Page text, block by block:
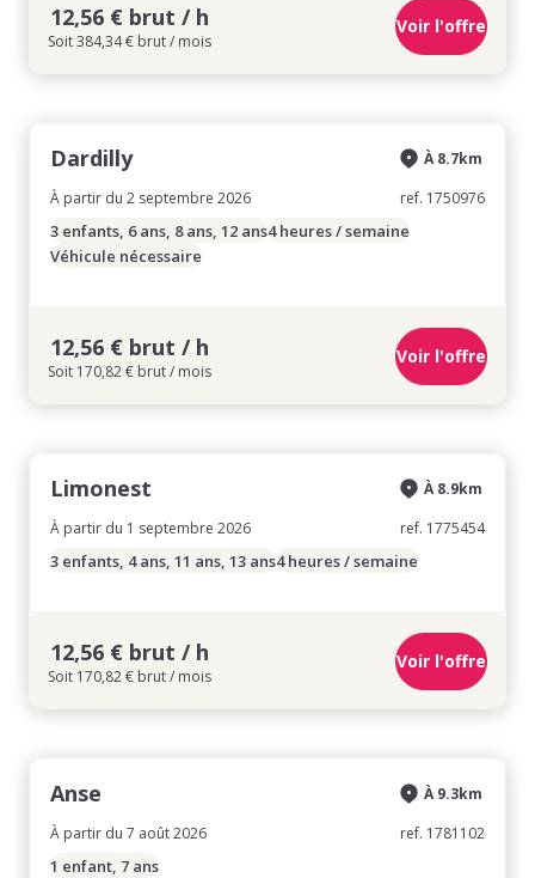
12,56 € brut / h
Soit 384,34 € brut / mois
Voir l'offre
Dardilly
À partir du 2 septembre 2026
À 8.7km
ref. 1750976
3 enfants, 6 ans, 8 ans, 12 ans4 heures / semaine
Véhicule nécessaire
12,56 € brut / h
Soit 170,82 € brut / mois
Voir l'offre
Limonest
À partir du 1 septembre 2026
À 8.9km
ref. 1775454
3 enfants, 4 ans, 11 ans, 13 ans4 heures / semaine
12,56 € brut / h
Soit 170,82 € brut / mois
Voir l'offre
Anse
À partir du 7 août 2026
À 9.3km
ref. 1781102
1 enfant, 7 ans